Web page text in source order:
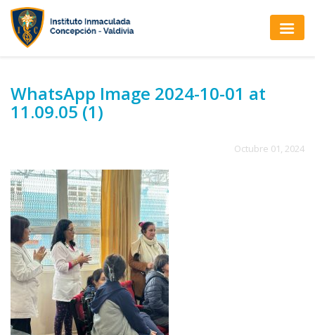
WhatsApp Image 2024-10-01 at
11.09.05 (1)
Octubre 01, 2024